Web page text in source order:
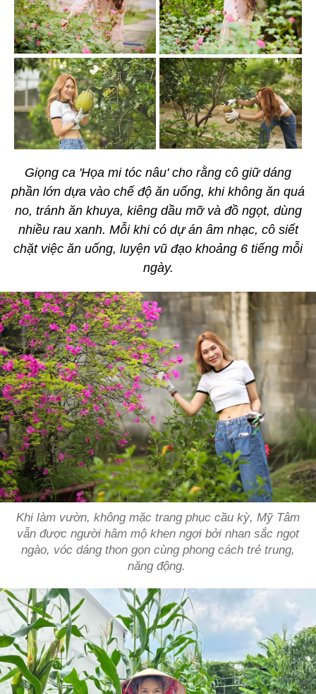
Giọng ca 'Họa mi tóc nâu' cho rằng cô giữ dáng
phần lớn dựa vào chế độ ăn uống, khi không ăn quá
no, tránh ăn khuya, kiêng dầu mỡ và đồ ngọt, dùng
nhiều rau xanh. Mỗi khi có dự án âm nhạc, cô siết
chặt việc ăn uống, luyện vũ đạo khoảng 6 tiếng mỗi
ngày.
Khi làm vườn, không mặc trang phục cầu kỳ, Mỹ Tâm
vẫn được người hâm mộ khen ngợi bởi nhan sắc ngọt
ngào, vóc dáng thon gọn cùng phong cách trẻ trung,
năng động.